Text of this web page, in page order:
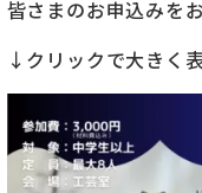
皆さまのお申込みを
↓クリックで大きく